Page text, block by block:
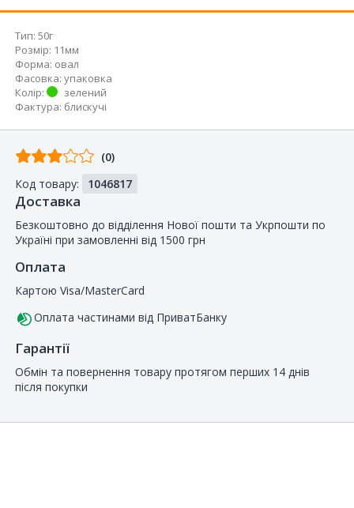
Тип: 50г
Розмір: 11мм
Форма: овал
Фасовка: упаковка
Колір:
зелений
Фактура: блискучі
Відгуків
покупців
(0)
Код товару:
1046817
Доставка
Безкоштовно до відділення Нової пошти та Укрпошти по
Україні при замовленні від 1500 грн
Оплата
Картою Visa/MasterCard
Оплата частинами від ПриватБанку
Гарантії
Обмін та повернення товару протягом перших 14 днів
після покупки